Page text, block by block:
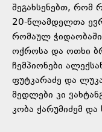
შეგახსენებთ, რომ
20-წლამდელთა
რომაულ
ოქროსა და ოთხი
ჩემპიონები
ფუტკარაძე და
მედლები კი
კობა ქარუმიძემ